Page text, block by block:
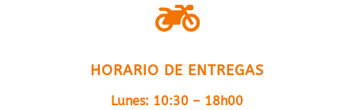

HORARIO DE ENTREGAS
Lunes: 10:30 – 18h00